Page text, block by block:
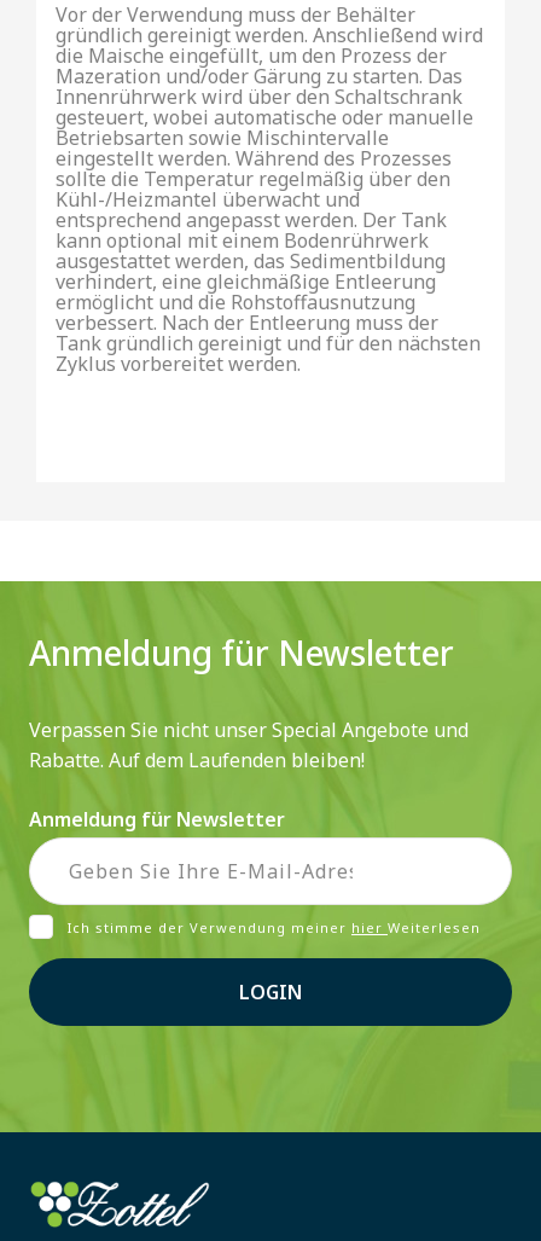
Vor der Verwendung muss der Behälter
gründlich gereinigt werden. Anschließend wird
die Maische eingefüllt, um den Prozess der
Mazeration und/oder Gärung zu starten. Das
Innenrührwerk wird über den Schaltschrank
gesteuert, wobei automatische oder manuelle
Betriebsarten sowie Mischintervalle
eingestellt werden. Während des Prozesses
sollte die Temperatur regelmäßig über den
Kühl-/Heizmantel überwacht und
entsprechend angepasst werden. Der Tank
kann optional mit einem Bodenrührwerk
ausgestattet werden, das Sedimentbildung
verhindert, eine gleichmäßige Entleerung
ermöglicht und die Rohstoffausnutzung
verbessert. Nach der Entleerung muss der
Tank gründlich gereinigt und für den nächsten
Zyklus vorbereitet werden.
Anmeldung für Newsletter
Verpassen Sie nicht unser Special Angebote und
Rabatte. Auf dem Laufenden bleiben!
Anmeldung für Newsletter
Ich stimme der Verwendung meiner hier Weiterlesen
LOGIN